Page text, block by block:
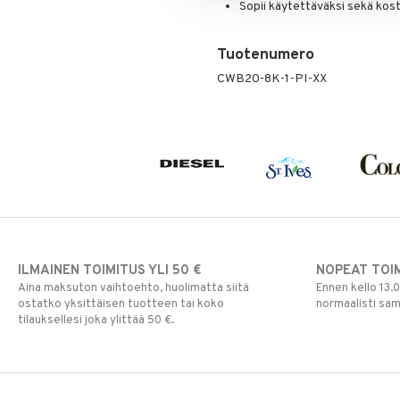
Sopii käytettäväksi sekä
Tuotenumero
CWB20-8K-1-PI-XX
ILMAINEN TOIMITUS YLI 50 €
Aina maksuton vaihtoehto, huolimatta siitä
ostatko yksittäisen tuotteen tai koko
tilauksellesi joka ylittää 50 €.
NOPEAT
Ennen kello
normaalisti